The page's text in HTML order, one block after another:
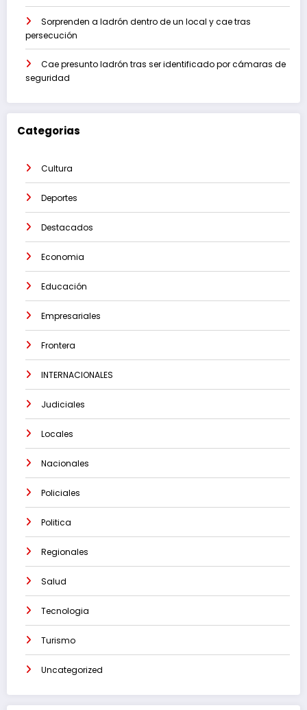
Sorprenden a ladrón dentro de un local y cae tras
persecución
Cae presunto ladrón tras ser identificado por cámaras de
seguridad
Categorias
Cultura
Deportes
Destacados
Economia
Educación
Empresariales
Frontera
INTERNACIONALES
Judiciales
Locales
Nacionales
Policiales
Politica
Regionales
Salud
Tecnologia
Turismo
Uncategorized